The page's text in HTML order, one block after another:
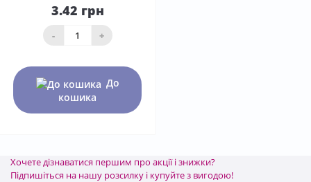
3.42 грн
- +
До
кошика
Хочете дізнаватися першим про акції і знижки?
Підпишіться на нашу розсилку і купуйте з вигодою!